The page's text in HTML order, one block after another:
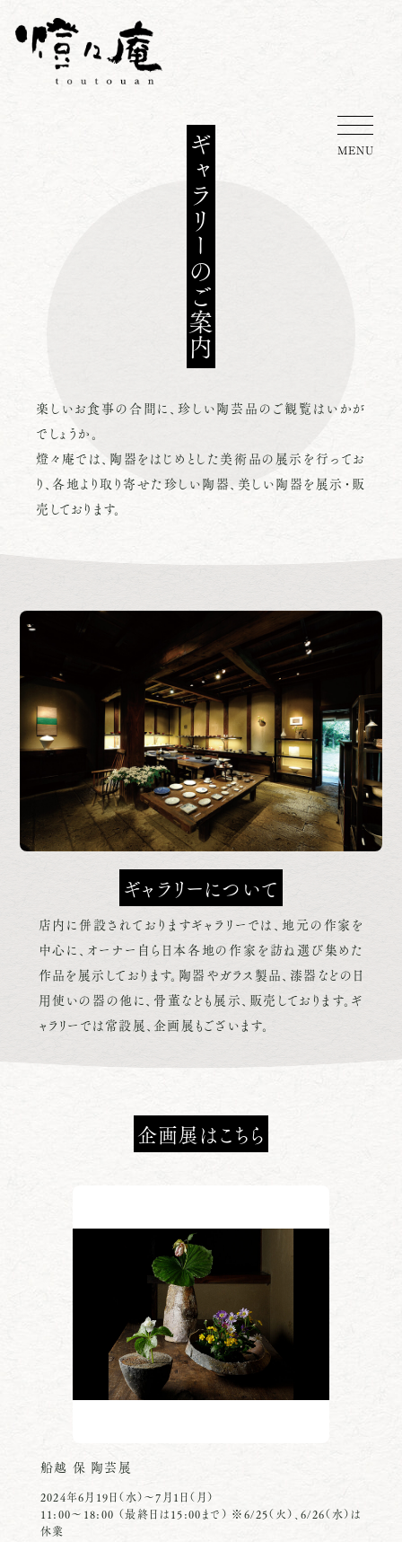
MENU
ギャラリーのご案内
楽しいお食事の合間に、珍しい陶芸品のご観覧はいかが
でしょうか。
燈々庵では、陶器をはじめとした美術品の展示を行ってお
り、各地より取り寄せた珍しい陶器、美しい陶器を展示・販
売しております。
ギャラリーについて
店内に併設されておりますギャラリーでは、地元の作家を
中心に、オーナー自ら日本各地の作家を訪ね選び集めた
作品を展示しております。陶器やガラス製品、漆器などの日
用使いの器の他に、骨董なども展示、販売しております。ギ
ャラリーでは常設展、企画展もございます。
企画展はこちら
船越 保 陶芸展
2024年6月19日（水）〜7月1日（月）
11:00〜18:00 （最終日は15:00まで） ※6/25（火）、6/26（水）は
休業